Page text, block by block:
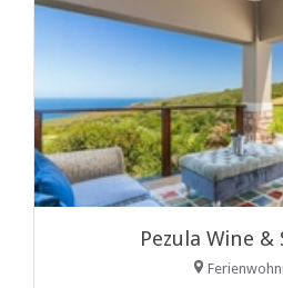
Pezula Wine &